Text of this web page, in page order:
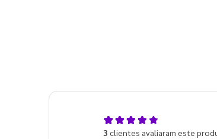
3 clientes avaliaram este